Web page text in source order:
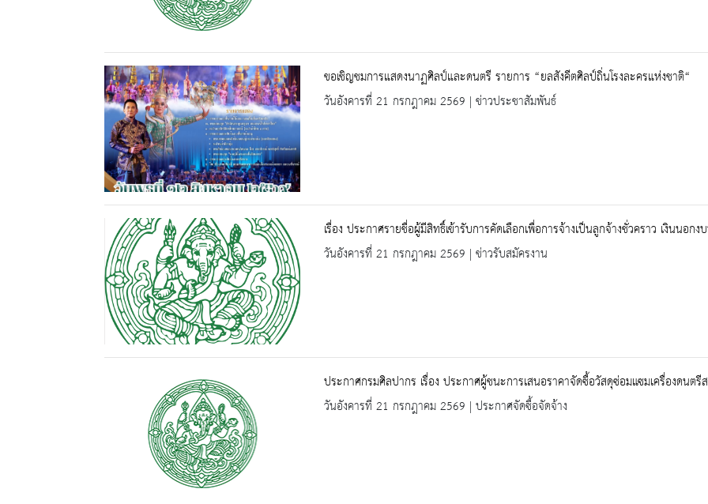
ขอเชิญชมการแสดงนาฏศิลป์และดนตรี รายการ “ยลสังคีตศิลป์ถิ่นโรงละครแห่งชาติ“
วันอังคารที่ 21 กรกฎาคม 2569 | ข่าวประชาสัมพันธ์
เรื่อง ประกาศรายชื่อผู้มีสิทธิ์เข้ารับการคัดเลือกเพื่อการจ้างเป็นลูกจ้างชั่วคราว เงินนอ
วันอังคารที่ 21 กรกฎาคม 2569 | ข่าวรับสมัครงาน
ประกาศกรมศิลปากร เรื่อง ประกาศผู้ชนะการเสนอราคาจัดซื้อวัสดุซ่อมแซมเครื่องดนตรี
วันอังคารที่ 21 กรกฎาคม 2569 | ประกาศจัดซื้อจัดจ้าง